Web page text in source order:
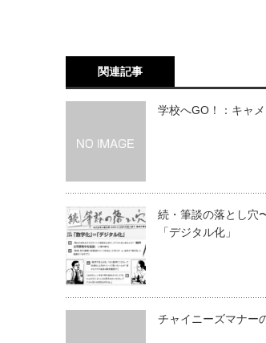
関連記事
学校へGO！：キャ
続・筆談の落とし穴
「デジタル化」
チャイニーズマナー